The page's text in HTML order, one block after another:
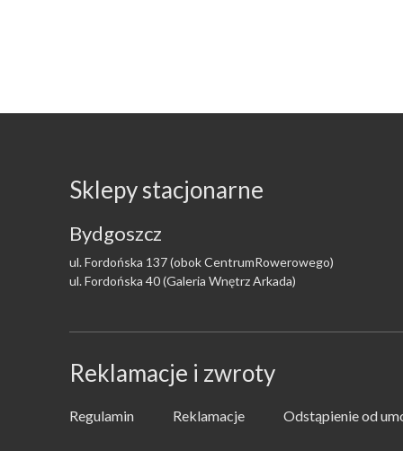
Sklepy stacjonarne
Bydgoszcz
ul. Fordońska 137 (obok CentrumRowerowego)
ul. Fordońska 40 (Galeria Wnętrz Arkada)
Reklamacje i zwroty
Regulamin Reklamacje Odstąpienie od